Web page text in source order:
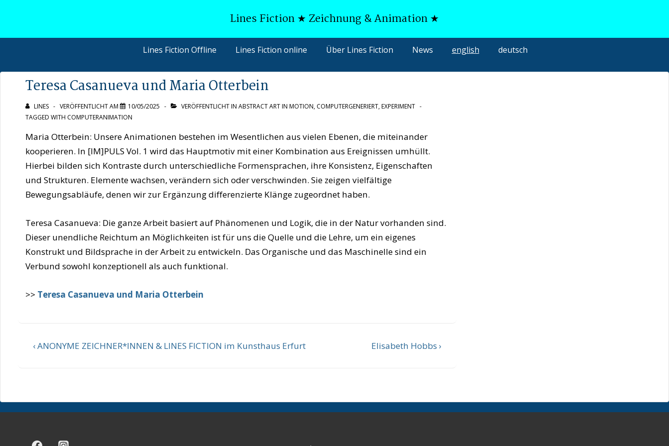
Inhalt
Lines Fiction ★ Zeichnung & Animation ★
Hauptnavigation
Lines Fiction Offline Lines Fiction online Über Lines Fiction News english deutsch
Teresa Casanueva und Maria Otterbein
LINES VERÖFFENTLICHT AM 10/05/2025 VERÖFFENTLICHT IN ABSTRACT ART IN MOTION, COMPUTERGENERIERT,EXPERIMENT
TAGGED WITH COMPUTERANIMATION
Maria Otterbein: Unsere Animationen bestehen im Wesentlichen aus vielen Ebenen, die miteinander
kooperieren. In [IM]PULS Vol. 1 wird das Hauptmotiv mit einer Kombination aus Ereignissen umhüllt.
Hierbei bilden sich Kontraste durch unterschiedliche Formensprachen, ihre Konsistenz, Eigenschaften
und Strukturen. Elemente wachsen, verändern sich oder verschwinden. Sie zeigen vielfältige
Bewegungsabläufe, denen wir zur Ergänzung differenzierte Klänge zugeordnet haben.
Teresa Casanueva: Die ganze Arbeit basiert auf Phänomenen und Logik, die in der Natur vorhanden sind.
Dieser unendliche Reichtum an Möglichkeiten ist für uns die Quelle und die Lehre, um ein eigenes
Konstrukt und Bildsprache in der Arbeit zu entwickeln. Das Organische und das Maschinelle sind ein
Verbund sowohl konzeptionell als auch funktional.
>> Teresa Casanueva und Maria Otterbein
Beitragsnavigation
Vorheriger
‹ ANONYME ZEICHNER*INNEN & LINES FICTION im Kunsthaus Erfurt
Nächster
Elisabeth Hobbs ›